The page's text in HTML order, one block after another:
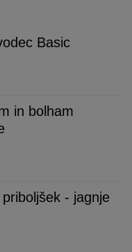
Basic
in bolham
- jagnje